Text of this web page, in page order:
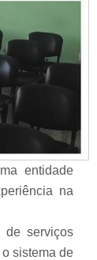
entidade
na
de serviços
sistema de